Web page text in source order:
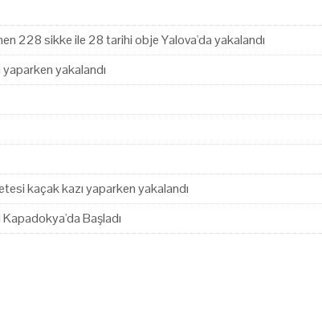
228 sikke ile 28 tarihi obje Yalova'da yakalandı
yakalandı
kaçak kazı yaparken yakalandı
Başladı